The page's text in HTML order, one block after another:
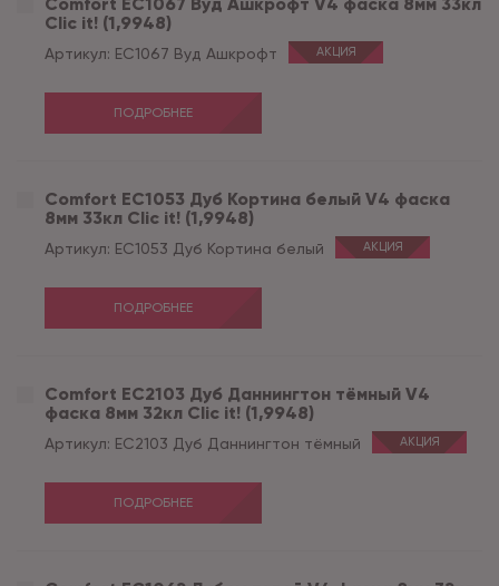
Clic it! (1,9948)
Артикул: EC1067 Вуд Ашкрофт АКЦИЯ
ПОДРОБНЕЕ
Comfort EC1053 Дуб Кортина белый V4 фаска
8мм 33кл Clic it! (1,9948)
Артикул: EC1053 Дуб Кортина белый АКЦИЯ
ПОДРОБНЕЕ
Comfort EC2103 Дуб Даннингтон тёмный V4
фаска 8мм 32кл Clic it! (1,9948)
Артикул: EC2103 Дуб Даннингтон тёмный АКЦИЯ
ПОДРОБНЕЕ